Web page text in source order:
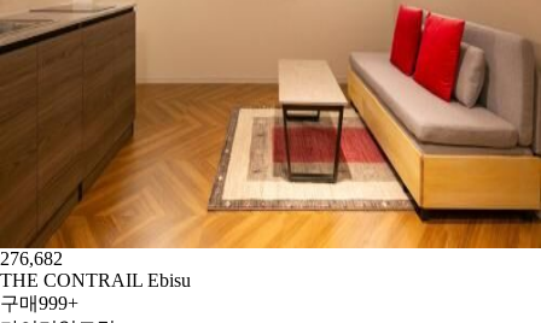
276,682
THE CONTRAIL Ebisu
구매999+